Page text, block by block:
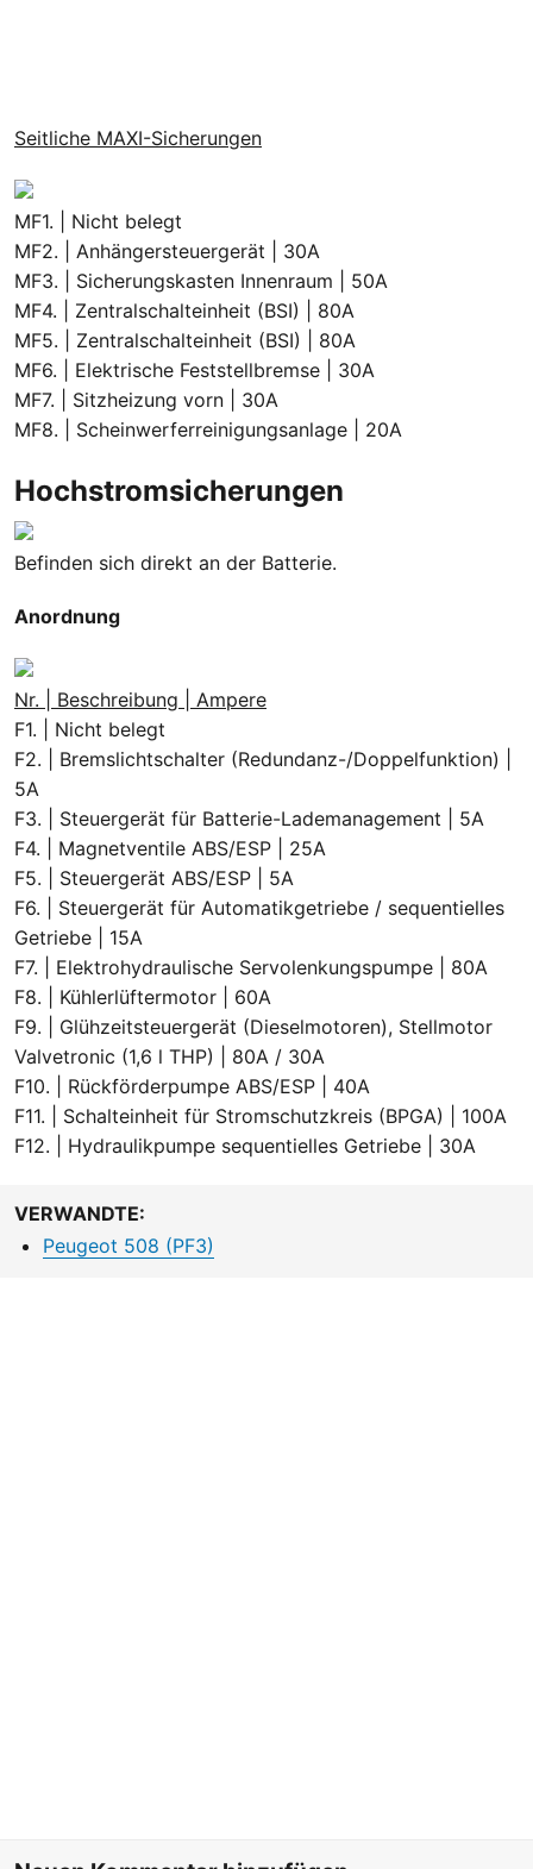
Seitliche MAXI-Sicherungen
MF1. | Nicht belegt
MF2. | Anhängersteuergerät | 30A
MF3. | Sicherungskasten Innenraum | 50A
MF4. | Zentralschalteinheit (BSI) | 80A
MF5. | Zentralschalteinheit (BSI) | 80A
MF6. | Elektrische Feststellbremse | 30A
MF7. | Sitzheizung vorn | 30A
MF8. | Scheinwerferreinigungsanlage | 20A
Hochstromsicherungen
Befinden sich direkt an der Batterie.
Anordnung
Nr. | Beschreibung | Ampere
F1. | Nicht belegt
F2. | Bremslichtschalter (Redundanz-/Doppelfunktion) |
5A
F3. | Steuergerät für Batterie-Lademanagement | 5A
F4. | Magnetventile ABS/ESP | 25A
F5. | Steuergerät ABS/ESP | 5A
F6. | Steuergerät für Automatikgetriebe / sequentielles
Getriebe | 15A
F7. | Elektrohydraulische Servolenkungspumpe | 80A
F8. | Kühlerlüftermotor | 60A
F9. | Glühzeitsteuergerät (Dieselmotoren), Stellmotor
Valvetronic (1,6 l THP) | 80A / 30A
F10. | Rückförderpumpe ABS/ESP | 40A
F11. | Schalteinheit für Stromschutzkreis (BPGA) | 100A
F12. | Hydraulikpumpe sequentielles Getriebe | 30A
VERWANDTE:
Peugeot 508 (PF3)